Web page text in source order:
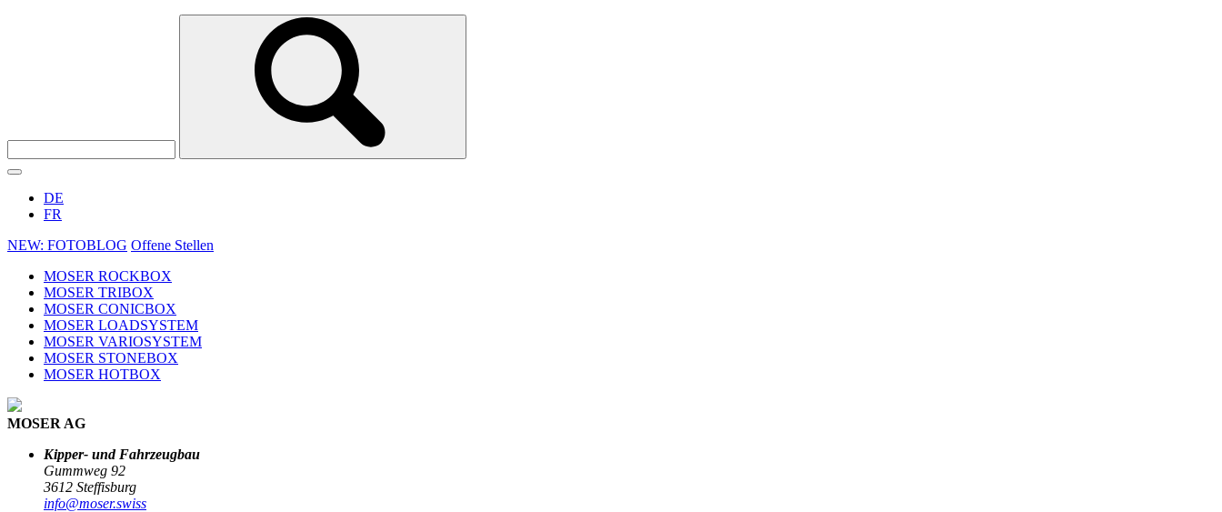
DE
FR
NEW: FOTOBLOG Offene Stellen
MOSER ROCKBOX
MOSER TRIBOX
MOSER CONICBOX
MOSER LOADSYSTEM
MOSER VARIOSYSTEM
MOSER STONEBOX
MOSER HOTBOX
MOSER AG
Kipper- und Fahrzeugbau
Gummweg 92
3612 Steffisburg
info@moser.swiss